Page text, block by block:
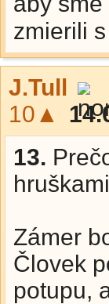
zmierili
J.Tull
10▲
13.
hruškami
Zámer
Človek
potupu,